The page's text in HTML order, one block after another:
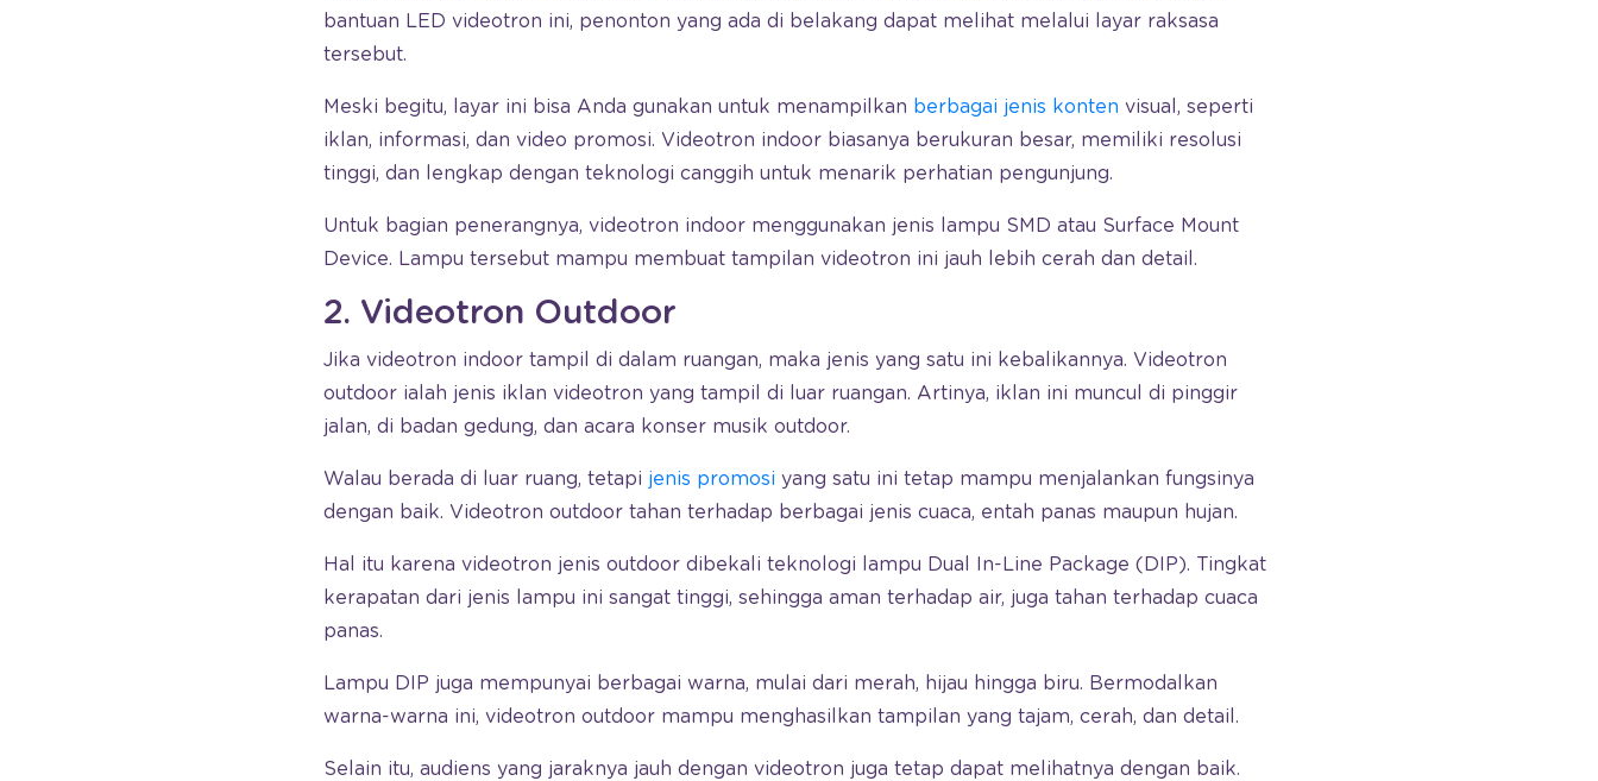
bantuan LED videotron ini, penonton yang ada di belakang dapat melihat melalui layar raksasa
tersebut.
Meski begitu, layar ini bisa Anda gunakan untuk menampilkan berbagai jenis konten visual, seperti
iklan, informasi, dan video promosi. Videotron indoor biasanya berukuran besar, memiliki resolusi
tinggi, dan lengkap dengan teknologi canggih untuk menarik perhatian pengunjung.
Untuk bagian penerangnya, videotron indoor menggunakan jenis lampu SMD atau Surface Mount
Device. Lampu tersebut mampu membuat tampilan videotron ini jauh lebih cerah dan detail.
2. Videotron Outdoor
Jika videotron indoor tampil di dalam ruangan, maka jenis yang satu ini kebalikannya. Videotron
outdoor ialah jenis iklan videotron yang tampil di luar ruangan. Artinya, iklan ini muncul di pinggir
jalan, di badan gedung, dan acara konser musik outdoor.
Walau berada di luar ruang, tetapi jenis promosi yang satu ini tetap mampu menjalankan fungsinya
dengan baik. Videotron outdoor tahan terhadap berbagai jenis cuaca, entah panas maupun hujan.
Hal itu karena videotron jenis outdoor dibekali teknologi lampu Dual In-Line Package (DIP). Tingkat
kerapatan dari jenis lampu ini sangat tinggi, sehingga aman terhadap air, juga tahan terhadap cuaca
panas.
Lampu DIP juga mempunyai berbagai warna, mulai dari merah, hijau hingga biru. Bermodalkan
warna-warna ini, videotron outdoor mampu menghasilkan tampilan yang tajam, cerah, dan detail.
Selain itu, audiens yang jaraknya jauh dengan videotron juga tetap dapat melihatnya dengan baik.